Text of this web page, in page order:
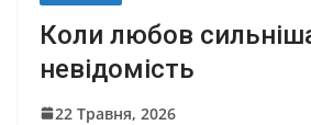
Коли любов
невідомість
22 Травня, 2026